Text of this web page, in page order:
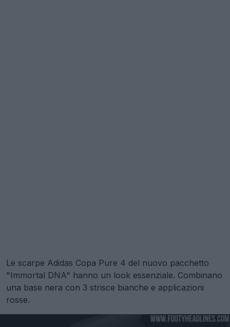
Le scarpe Adidas Copa Pure 4 del nuovo pacchetto
"Immortal DNA" hanno un look essenziale. Combinano
una base nera con 3 strisce bianche e applicazioni
rosse.